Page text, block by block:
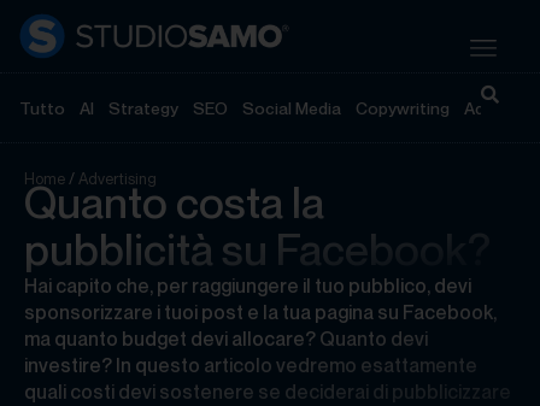
Tutto AI Strategy SEO Social Media Copywriting
Home/Advertising
Quanto costa la
pubblicità su Facebook?
Hai capito che, per raggiungere il tuo pubblico, devi
sponsorizzare i tuoi post e la tua pagina su Facebook,
ma quanto budget devi allocare? Quanto devi
investire? In questo articolo vedremo esattamente
quali costi devi sostenere se deciderai di pubblicizzare